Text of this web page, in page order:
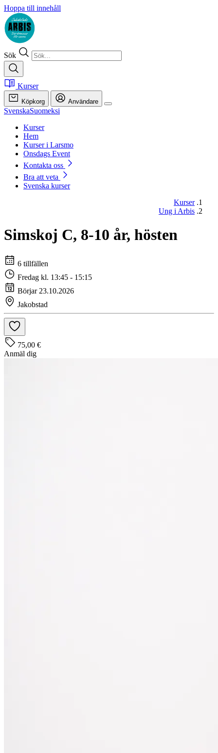
Hoppa till innehåll
Sök
Kurser
Köpkorg Användare
SvenskaSuomeksi
Kurser
Hem
Kurser i Larsmo
Onsdags Event
Kontakta oss
Bra att veta
Svenska kurser
Kurser
Ung i Arbis
Simskoj C, 8-10 år, hösten
6 tillfällen
Fredag kl. 13:45 - 15:15
Börjar 23.10.2026
Jakobstad
75,00 €
Anmäl dig